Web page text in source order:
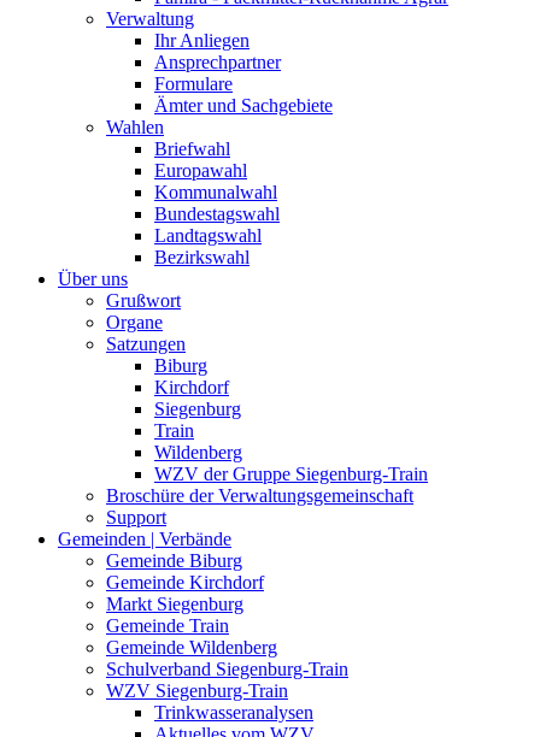
Verwaltung
Ihr Anliegen
Ansprechpartner
Formulare
Ämter und Sachgebiete
Wahlen
Briefwahl
Europawahl
Kommunalwahl
Bundestagswahl
Landtagswahl
Bezirkswahl
Über uns
Grußwort
Organe
Satzungen
Biburg
Kirchdorf
Siegenburg
Train
Wildenberg
WZV der Gruppe Siegenburg-Train
Broschüre der Verwaltungsgemeinschaft
Support
Gemeinden | Verbände
Gemeinde Biburg
Gemeinde Kirchdorf
Markt Siegenburg
Gemeinde Train
Gemeinde Wildenberg
Schulverband Siegenburg-Train
WZV Siegenburg-Train
Trinkwasseranalysen